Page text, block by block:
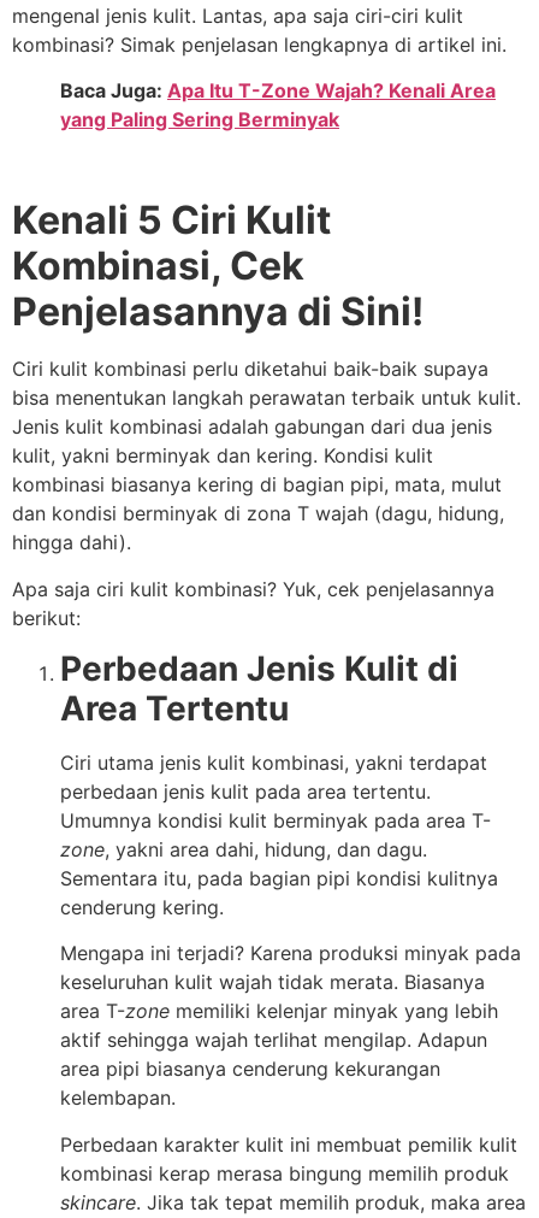
mengenal jenis kulit. Lantas, apa saja ciri-ciri kulit
kombinasi? Simak penjelasan lengkapnya di artikel ini.
Baca Juga: Apa Itu T-Zone Wajah? Kenali Area
yang Paling Sering Berminyak
Kenali 5 Ciri Kulit
Kombinasi, Cek
Penjelasannya di Sini!
Ciri kulit kombinasi perlu diketahui baik-baik supaya
bisa menentukan langkah perawatan terbaik untuk kulit.
Jenis kulit kombinasi adalah gabungan dari dua jenis
kulit, yakni berminyak dan kering. Kondisi kulit
kombinasi biasanya kering di bagian pipi, mata, mulut
dan kondisi berminyak di zona T wajah (dagu, hidung,
hingga dahi).
Apa saja ciri kulit kombinasi? Yuk, cek penjelasannya
berikut:
Perbedaan Jenis Kulit di
Area Tertentu
Ciri utama jenis kulit kombinasi, yakni terdapat
perbedaan jenis kulit pada area tertentu.
Umumnya kondisi kulit berminyak pada area T-
zone, yakni area dahi, hidung, dan dagu.
Sementara itu, pada bagian pipi kondisi kulitnya
cenderung kering.
Mengapa ini terjadi? Karena produksi minyak pada
keseluruhan kulit wajah tidak merata. Biasanya
area T-zone memiliki kelenjar minyak yang lebih
aktif sehingga wajah terlihat mengilap. Adapun
area pipi biasanya cenderung kekurangan
kelembapan.
Perbedaan karakter kulit ini membuat pemilik kulit
kombinasi kerap merasa bingung memilih produk
skincare. Jika tak tepat memilih produk, maka area